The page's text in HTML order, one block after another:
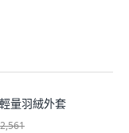
量羽絨外套